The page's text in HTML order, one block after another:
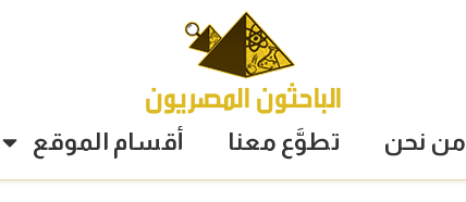
من نحن تطوَّع معنا أقسام الموقع